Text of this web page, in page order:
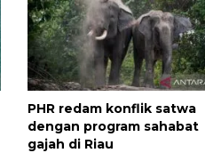
PHR redam konflik satwa
dengan program sahabat
gajah di Riau